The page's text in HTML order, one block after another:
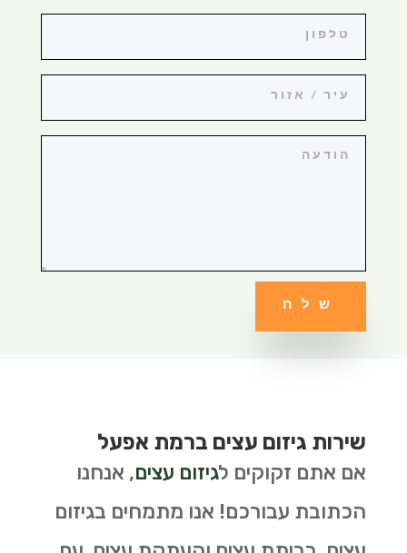
שלח
שירות גיזום עצים ברמת אפעל
אם אתם זקוקים לגיזום עצים, אנחנו
הכתובת עבורכם! אנו מתמחים בגיזום